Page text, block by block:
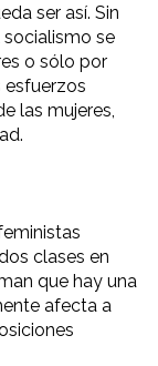
ser así. Sin
se
o sólo por
esfuerzos
las mujeres,
clases en
que hay una
afecta a